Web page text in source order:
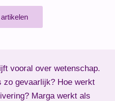
vooral over wetenschap.
zo gevaarlijk? Hoe werkt
Marga werkt als